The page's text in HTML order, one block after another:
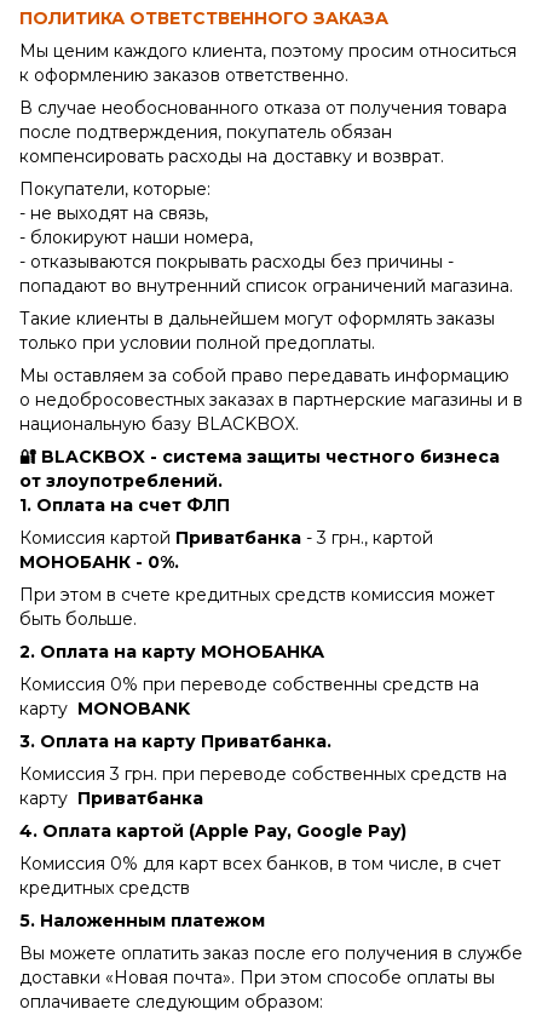
ПОЛИТИКА ОТВЕТСТВЕННОГО ЗАКАЗА
Мы ценим каждого клиента, поэтому просим относиться
к оформлению заказов ответственно.
В случае необоснованного отказа от получения товара
после подтверждения, покупатель обязан
компенсировать расходы на доставку и возврат.
Покупатели, которые:
- не выходят на связь,
- блокируют наши номера,
- отказываются покрывать расходы без причины -
попадают во внутренний список ограничений магазина.
Такие клиенты в дальнейшем могут оформлять заказы
только при условии полной предоплаты.
Мы оставляем за собой право передавать информацию
о недобросовестных заказах в партнерские магазины и в
национальную базу BLACKBOX.
🔐 BLACKBOX - система защиты честного бизнеса
от злоупотреблений.
1. Оплата на счет ФЛП
Комиссия картой Приватбанка - 3 грн., картой
МОНОБАНК - 0%.
При этом в счете кредитных средств комиссия может
быть больше.
2. Оплата на карту МОНОБАНКА
Комиссия 0% при переводе собственны средств на
карту MONOBANK
3. Оплата на карту Приватбанка.
Комиссия 3 грн. при переводе собственных средств на
карту Приватбанка
4. Оплата картой (Apple Pay, Google Pay)
Комиссия 0% для карт всех банков, в том числе, в счет
кредитных средств
5. Наложенным платежом
Вы можете оплатить заказ после его получения в службе
доставки «Новая почта». При этом способе оплаты вы
оплачиваете следующим образом: